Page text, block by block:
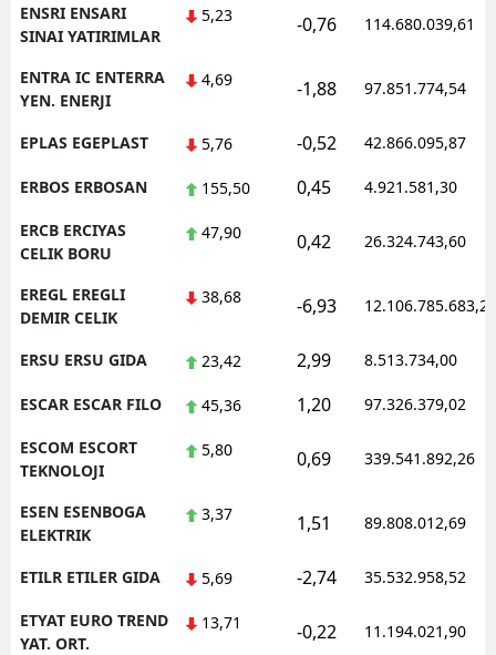
ENSRI ENSARI
SINAI YATIRIMLAR
5,23 -0,76 114.680.039,61
ENTRA IC ENTERRA
YEN. ENERJI
4,69 -1,88 97.851.774,54
EPLAS EGEPLAST 5,76 -0,52 42.866.095,87
ERBOS ERBOSAN 155,50 0,45 4.921.581,30
ERCB ERCIYAS
CELIK BORU
47,90 0,42 26.324.743,60
EREGL EREGLI
DEMIR CELIK
38,68 -6,93 12.106.785.683,20
ERSU ERSU GIDA 23,42 2,99 8.513.734,00
ESCAR ESCAR FILO 45,36 1,20 97.326.379,02
ESCOM ESCORT
TEKNOLOJI
5,80 0,69 339.541.892,26
ESEN ESENBOGA
ELEKTRIK
3,37 1,51 89.808.012,69
ETILR ETILER GIDA 5,69 -2,74 35.532.958,52
ETYAT EURO TREND
YAT. ORT.
13,71 -0,22 11.194.021,90